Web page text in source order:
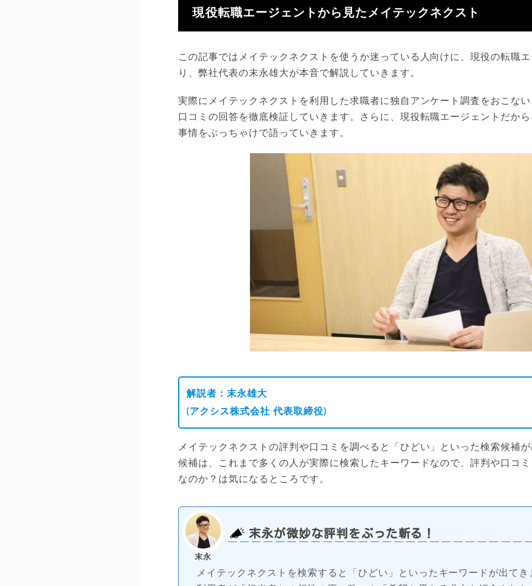
現役転職エージェントから見たメイテックネクスト
この記事ではメイテックネクストを使うか迷っている人向けに、現役の転職
り、弊社代表の末永雄大が本音で解説していきます。
実際にメイテックネクストを利用した求職者に独自アンケート調査をおこな
口コミの回答を徹底検証していきます。さらに、現役転職エージェントだか
事情をぶっちゃけで語っていきます。
解説者：末永雄大
(アクシス株式会社 代表取締役)
メイテックネクストの評判や口コミを調べると「ひどい」といった検索候補
候補は、これまで多くの人が実際に検索したキーワードなので、評判や口コ
なのか？は気になるところです。
末永
末永が微妙な評判をぶった斬る！
メイテックネクストを検索すると「ひどい」といったキーワードが出て